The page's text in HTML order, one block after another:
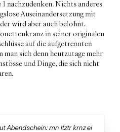
1 nachzudenken. Nichts anderes
Auseinandersetzung mit
wird aber auch belohnt.
in seiner originalen
auf die aufgetrennten
man sich denn heutzutage mehr
und Dinge, die sich nicht
Abendschein: mn ltztr krnz ei